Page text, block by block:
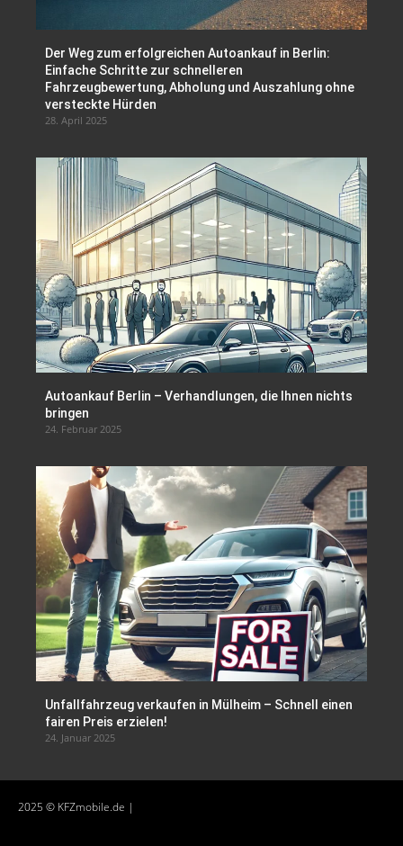
Der Weg zum erfolgreichen Autoankauf in Berlin:
Einfache Schritte zur schnelleren
Fahrzeugbewertung, Abholung und Auszahlung ohne
versteckte Hürden
28. April 2025
Autoankauf Berlin – Verhandlungen, die Ihnen nichts
bringen
24. Februar 2025
Unfallfahrzeug verkaufen in Mülheim – Schnell einen
fairen Preis erzielen!
24. Januar 2025
2025 © KFZmobile.de |